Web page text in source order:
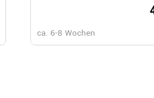
ca. 8-10 Wochen
ca. 6-8 Wochen